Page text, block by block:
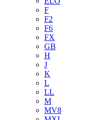
F
F2
F6
FX
GB
H
J
K
L
LL
M
MV8